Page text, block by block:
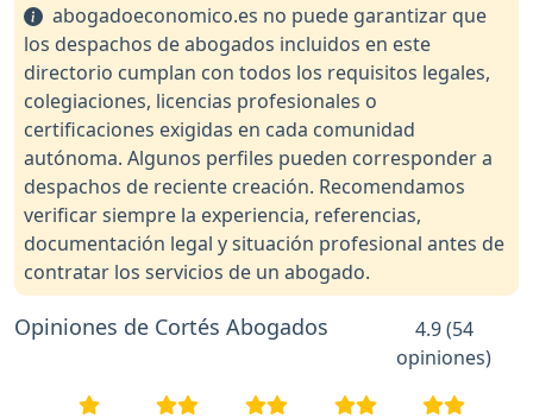
abogadoeconomico.es no puede garantizar que
los despachos de abogados incluidos en este
directorio cumplan con todos los requisitos legales,
colegiaciones, licencias profesionales o
certificaciones exigidas en cada comunidad
autónoma. Algunos perfiles pueden corresponder a
despachos de reciente creación. Recomendamos
verificar siempre la experiencia, referencias,
documentación legal y situación profesional antes de
contratar los servicios de un abogado.
Opiniones de Cortés Abogados
4.9 (54
opiniones)